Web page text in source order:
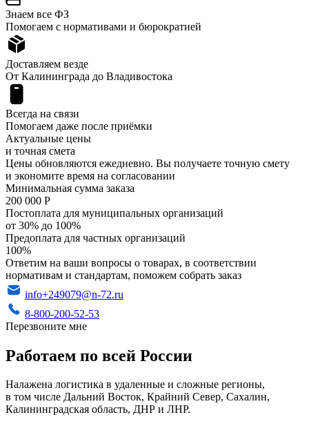
Знаем все ФЗ
Помогаем с нормативами и бюрократией
Доставляем везде
От Калининграда до Владивостока
Всегда на связи
Помогаем даже после приёмки
Актуальные цены
и точная смета
Цены обновляются ежедневно. Вы получаете точную смету
и экономите время на согласовании
Минимальная сумма заказа
200 000 Р
Постоплата для муниципальных организаций
от 30% до 100%
Предоплата для частных организаций
100%
Ответим на ваши вопросы о товарах, в соответствии
нормативам и стандартам, поможем собрать заказ
info+249079@n-72.ru
8-800-200-52-53
Перезвоните мне
Работаем по всей России
Налажена логистика в удаленные и сложные регионы,
в том числе Дальний Восток, Крайний Север, Сахалин,
Калининградская область, ДНР и ЛНР.